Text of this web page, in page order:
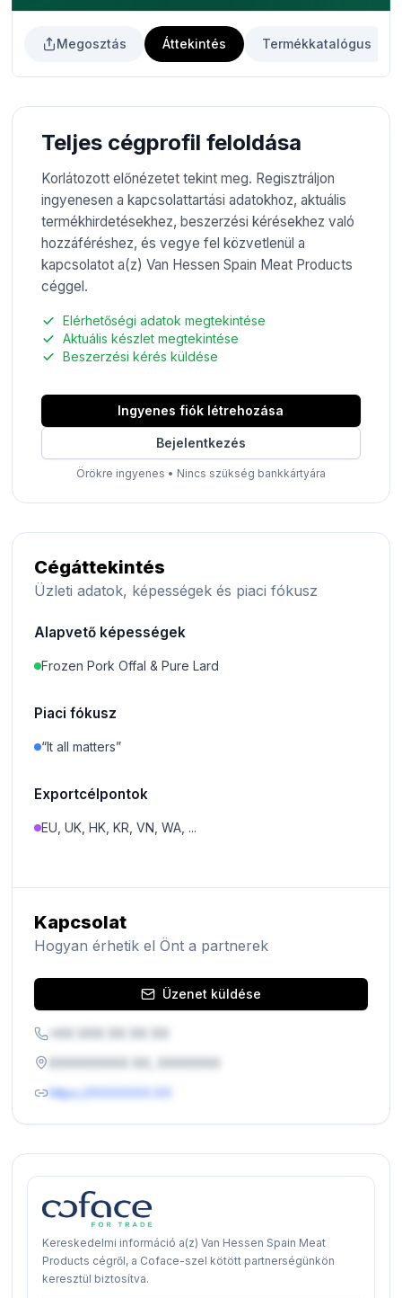
Megosztás Áttekintés Termékkatalógus
Teljes cégprofil feloldása
Korlátozott előnézetet tekint meg. Regisztráljon
ingyenesen a kapcsolattartási adatokhoz, aktuális
termékhirdetésekhez, beszerzési kérésekhez való
hozzáféréshez, és vegye fel közvetlenül a
kapcsolatot a(z) Van Hessen Spain Meat Products
céggel.
Elérhetőségi adatok megtekintése
Aktuális készlet megtekintése
Beszerzési kérés küldése
Ingyenes fiók létrehozása
Bejelentkezés
Örökre ingyenes • Nincs szükség bankkártyára
Cégáttekintés
Üzleti adatok, képességek és piaci fókusz
Alapvető képességek
Frozen Pork Offal & Pure Lard
Piaci fókusz
“It all matters”
Exportcélpontok
EU, UK, HK, KR, VN, WA, ...
Kapcsolat
Hogyan érhetik el Önt a partnerek
Üzenet küldése
https://XXXXXXX.XX
Kereskedelmi információ a(z) Van Hessen Spain Meat
Products cégről, a Coface-szel kötött partnerségünkön
keresztül biztosítva.